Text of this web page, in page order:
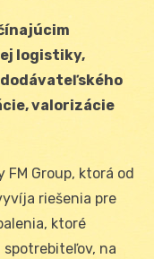
logistiky,
valorizácie
FM Group, ktorá od
riešenia pre
ktoré
na